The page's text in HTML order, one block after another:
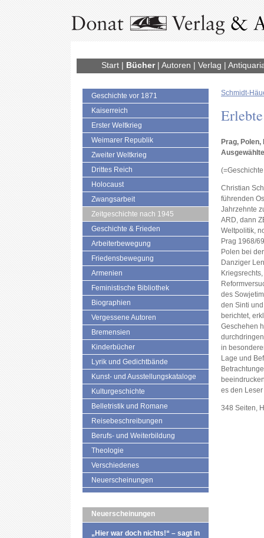
Start| Bücher| Autoren | Verlag |
Geschichte vor 1871
Kaiserreich
Erster Weltkrieg
Weimarer Republik
Zweiter Weltkrieg
Drittes Reich
Holocaust
Zwangsarbeit
Zeitgeschichte nach 1945
Geschichte & Frieden
Arbeiterbewegung
Friedensbewegung
Armenien
Feministische Bibliothek
Biographien
Vergessene Autoren
Bremensien
Kinderbücher
Lyrik und Gedichtbände
Kunst- und Ausstellungskataloge
Kulturgeschichte
Belletristik und Romane
Reisebeschreibungen
Berufs- und Weiterbildung
Theologie
Verschiedenes
Neuerscheinungen
Neuerscheinungen
„Hier war doch nichts!“ – sagt in
Schmidt-
Prag,
Christian
führenden
Jahrzehnte
ARD, dann
Weltpolitik,
Prag 1968/
Polen bei
Danziger
des
den Sinti
berichtet,
Geschehen
in
Lage und
es den
348 Seiten,